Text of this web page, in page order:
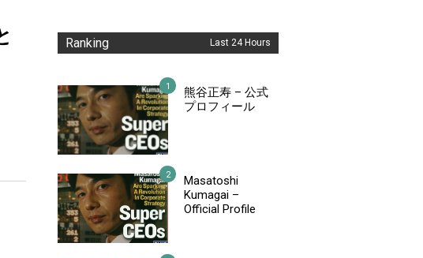
Ranking Last 24 Hours
熊谷正寿 – 公式
プロフィール
Masatoshi
Kumagai –
Official Profile